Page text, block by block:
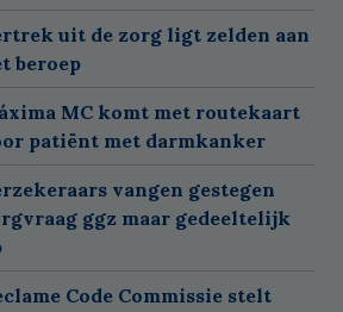
uit de zorg ligt zelden aan
beroep
MC komt met routekaart
patiënt met darmkanker
vangen gestegen
ggz maar gedeeltelijk
Code Commissie stelt